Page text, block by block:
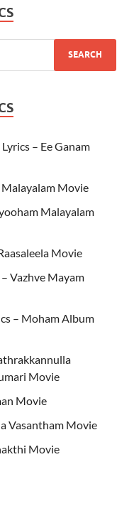
– Ee Ganam
Malayalam Movie
Malayalam
Movie
Vazhve Mayam
– Moham Album
Movie
Movie
Vasantham Movie
Movie